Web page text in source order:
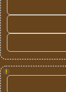
!